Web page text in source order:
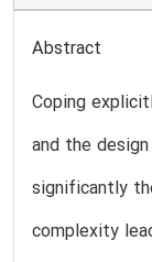
Abstract
Coping
and the
significantly
complexity